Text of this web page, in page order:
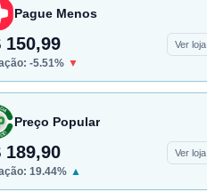
Pague Menos
150,99 Ver loja
-5.51% ▼
Preço Popular
189,90 Ver loja
19.44% ▲